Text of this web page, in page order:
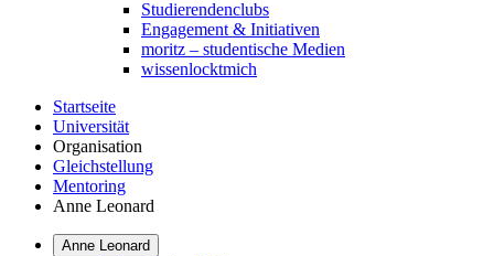
Studierendenclubs
Engagement & Initiativen
moritz – studentische Medien
wissenlocktmich
Startseite
Universität
Organisation
Gleichstellung
Mentoring
Anne Leonard
Anne Leonard